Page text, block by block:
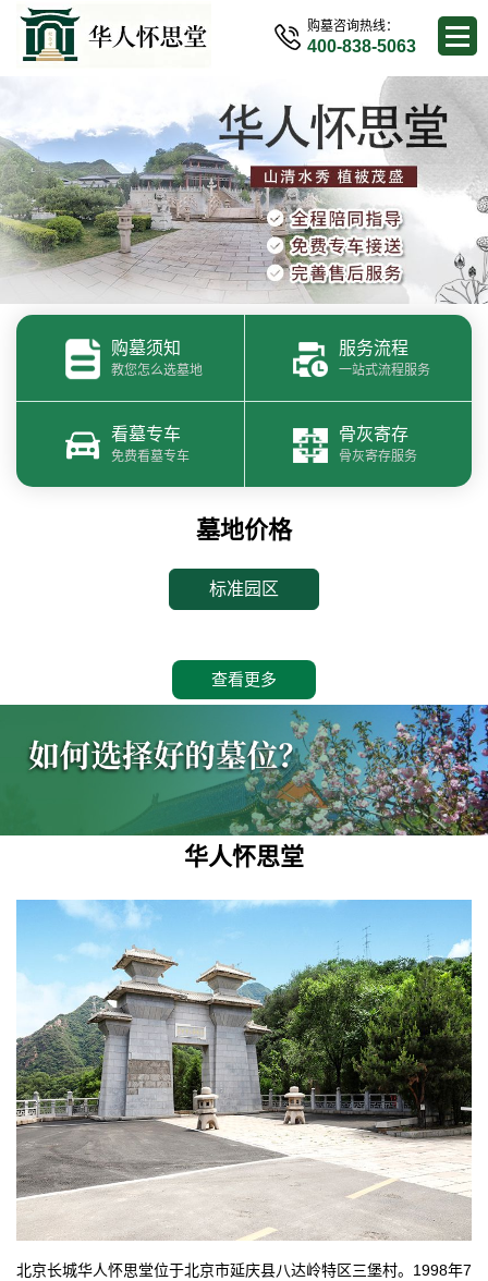
购墓咨询热线：
400-838-5063
购墓须知
教您怎么选墓地
服务流程
一站式流程服务
看墓专车
免费看墓专车
骨灰寄存
骨灰寄存服务
墓地价格
标准园区
查看更多
华人怀思堂
北京长城华人怀思堂位于北京市延庆县八达岭特区三堡村。1998年7